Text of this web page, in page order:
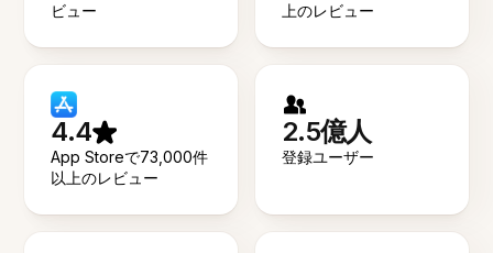
ビュー
上のレビュー
4.4
App Storeで73,000件
以上のレビュー
2.5億人
登録ユーザー